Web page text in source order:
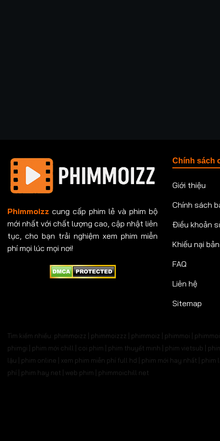
Phimmoizz cung cấp phim lẻ và phim bộ
mới nhất với chất lượng cao, cập nhật liên
tục, cho bạn trải nghiệm xem phim miễn
phí mọi lúc mọi nơi!
Chính sách
Giới thiệu
Chính sách
Điều khoản
Khiếu nại
FAQ
Liên hệ
Sitemap
Tìm kiếm nhiều: phimmoizz | phimmoizzz | phimmoiz | phimmoi |
phimgi | phim mới chill | coi phim | phim thuyết minh | phim vietsub |
lậu | phim online | xem phim miễn phí full hd | phim mới hay nhất |
phí | phim hay.net | web phim | phimmoichill net